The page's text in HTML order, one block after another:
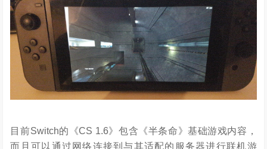
目前Switch的《CS 1.6》包含《半条命》基础游戏内容，
而且可以通过网络连接到与其适配的服务器进行联机游